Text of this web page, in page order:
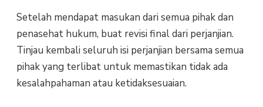
Setelah mendapat masukan dari semua pihak dan
penasehat hukum, buat revisi final dari perjanjian.
Tinjau kembali seluruh isi perjanjian bersama semua
pihak yang terlibat untuk memastikan tidak ada
kesalahpahaman atau ketidaksesuaian.